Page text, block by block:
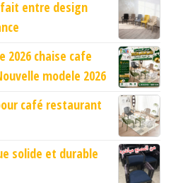
entre design
2026 chaise cafe
modele 2026
café restaurant
solide et durable